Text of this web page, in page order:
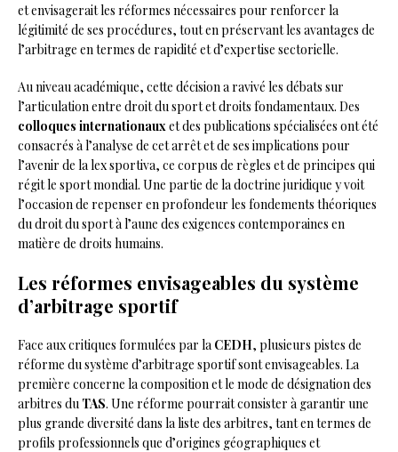
et envisagerait les réformes nécessaires pour renforcer la
légitimité de ses procédures, tout en préservant les avantages de
l’arbitrage en termes de rapidité et d’expertise sectorielle.
Au niveau académique, cette décision a ravivé les débats sur
l’articulation entre droit du sport et droits fondamentaux. Des
colloques internationaux et des publications spécialisées ont été
consacrés à l’analyse de cet arrêt et de ses implications pour
l’avenir de la lex sportiva, ce corpus de règles et de principes qui
régit le sport mondial. Une partie de la doctrine juridique y voit
l’occasion de repenser en profondeur les fondements théoriques
du droit du sport à l’aune des exigences contemporaines en
matière de droits humains.
Les réformes envisageables du système
d’arbitrage sportif
Face aux critiques formulées par la CEDH, plusieurs pistes de
réforme du système d’arbitrage sportif sont envisageables. La
première concerne la composition et le mode de désignation des
arbitres du TAS. Une réforme pourrait consister à garantir une
plus grande diversité dans la liste des arbitres, tant en termes de
profils professionnels que d’origines géographiques et